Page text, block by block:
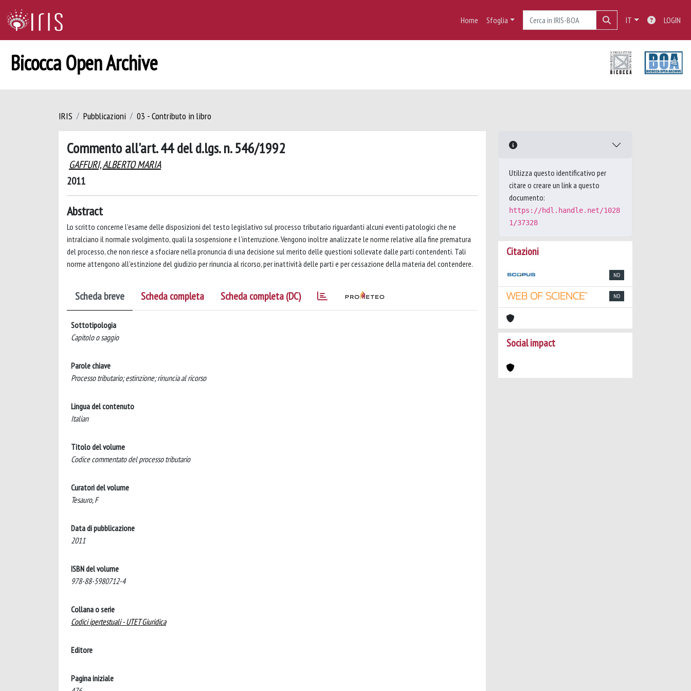
Home Sfoglia IT LOGIN
Bicocca Open Archive
IRIS Pubblicazioni 03 - Contributo in libro
Commento all'art. 44 del d.lgs. n. 546/1992
GAFFURI, ALBERTO MARIA
2011
Abstract
Lo scritto concerne l’esame delle disposizioni del testo legislativo sul processo tributario riguardanti alcuni eventi patologici che ne
intralciano il normale svolgimento, quali la sospensione e l’interruzione. Vengono inoltre analizzate le norme relative alla fine prematura
del processo, che non riesce a sfociare nella pronuncia di una decisione sul merito delle questioni sollevate dalle parti contendenti. Tali
norme attengono all’estinzione del giudizio per rinuncia al ricorso, per inattività delle parti e per cessazione della materia del contendere.
Scheda breve Scheda completa Scheda completa (DC)
Sottotipologia
Capitolo o saggio
Parole chiave
Processo tributario; estinzione; rinuncia al ricorso
Lingua del contenuto
Italian
Titolo del volume
Codice commentato del processo tributario
Curatori del volume
Tesauro, F
Data di pubblicazione
2011
ISBN del volume
978-88-5980712-4
Collana o serie
Codici ipertestuali - UTET Giuridica
Editore
Pagina iniziale
Utilizza questo identificativo per
citare o creare un link a questo
documento:
https://hdl.handle.net/1028
1/37328
Citazioni
ND
ND
Social impact